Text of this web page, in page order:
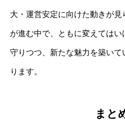
大・運営安定に向けた動きが
が進む中で、ともに変えては
守りつつ、新たな魅力を築い
ります。
まと